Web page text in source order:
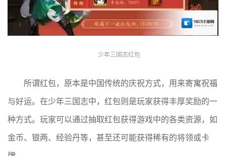
少年三国志红包
所谓红包，原本是中国传统的庆祝方式，用来寄寓祝福
与好运。在少年三国志中，红包则是玩家获得丰厚奖励的一
种方式。玩家可以通过抽取红包获得游戏中的各类资源，如
金币、银两、经验丹等，甚至还可能获得稀有的将领或卡